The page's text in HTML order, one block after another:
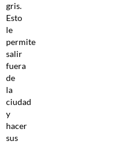
gris.
Esto
le
permite
salir
fuera
de
la
ciudad
y
hacer
sus